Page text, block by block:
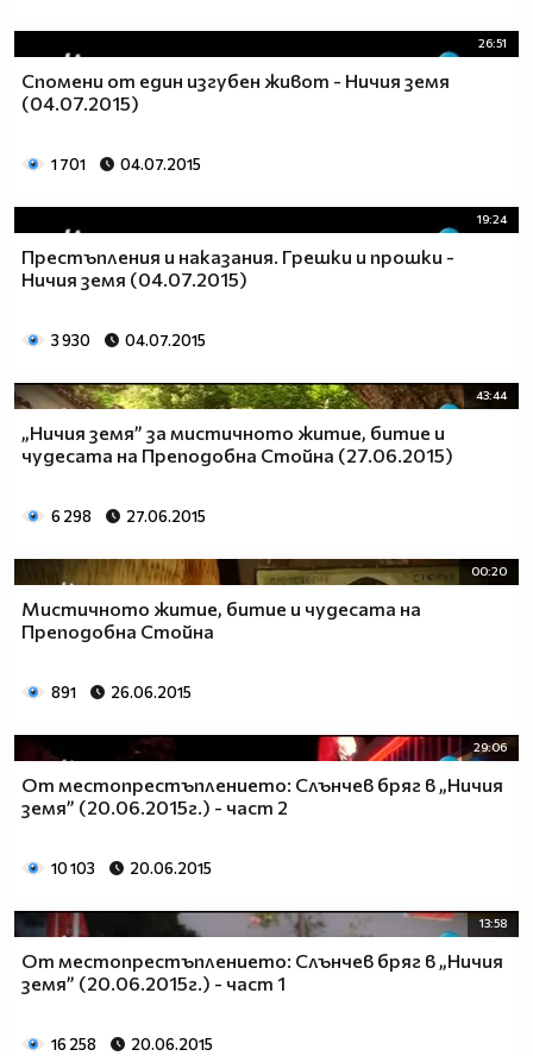
26:51
Спомени от един изгубен живот - Ничия земя
(04.07.2015)
1 701 04.07.2015
19:24
Престъпления и наказания. Грешки и прошки -
Ничия земя (04.07.2015)
3 930 04.07.2015
43:44
„Ничия земя” за мистичното житие, битие и
чудесата на Преподобна Стойна (27.06.2015)
6 298 27.06.2015
00:20
Мистичното житие, битие и чудесата на
Преподобна Стойна
891 26.06.2015
29:06
От местопрестъплението: Слънчев бряг в „Ничия
земя” (20.06.2015г.) - част 2
10 103 20.06.2015
13:58
От местопрестъплението: Слънчев бряг в „Ничия
земя” (20.06.2015г.) - част 1
16 258 20.06.2015